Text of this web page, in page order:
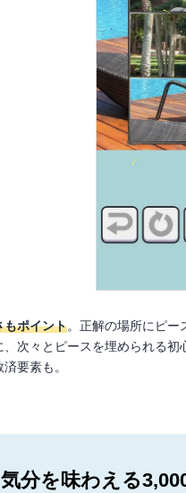
もポイント。正解の場所にピー
次々とピースを埋められる
要素も。
分を味わえる